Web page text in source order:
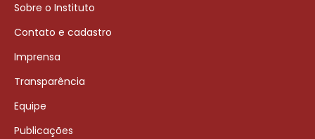
Sobre o Instituto
Contato e cadastro
Imprensa
Transparência
Equipe
Publicações